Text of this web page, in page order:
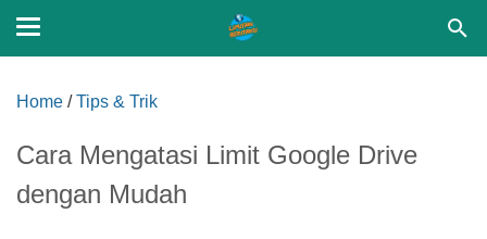
Home /Tips & Trik
Cara Mengatasi Limit Google Drive
dengan Mudah